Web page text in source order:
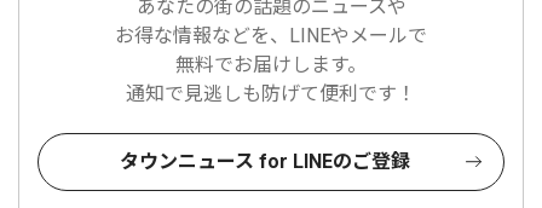
あなたの街の話題のニュースや
お得な情報などを、LINEやメールで
無料でお届けします。
通知で見逃しも防げて便利です！
タウンニュース for LINEのご登録